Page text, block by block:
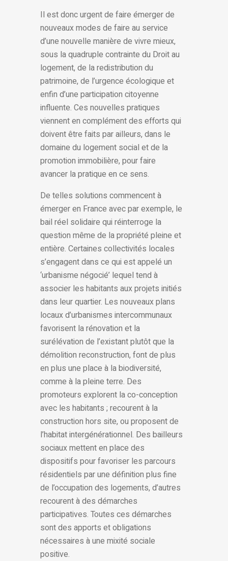
Il est donc urgent de faire émerger de
nouveaux modes de faire au service
d’une nouvelle manière de vivre mieux,
sous la quadruple contrainte du Droit au
logement, de la redistribution du
patrimoine, de l’urgence écologique et
enfin d’une participation citoyenne
influente. Ces nouvelles pratiques
viennent en complément des efforts qui
doivent être faits par ailleurs, dans le
domaine du logement social et de la
promotion immobilière, pour faire
avancer la pratique en ce sens.
De telles solutions commencent à
émerger en France avec par exemple, le
bail réel solidaire qui réinterroge la
question même de la propriété pleine et
entière. Certaines collectivités locales
s’engagent dans ce qui est appelé un
‘urbanisme négocié’ lequel tend à
associer les habitants aux projets initiés
dans leur quartier. Les nouveaux plans
locaux d’urbanismes intercommunaux
favorisent la rénovation et la
surélévation de l’existant plutôt que la
démolition reconstruction, font de plus
en plus une place à la biodiversité,
comme à la pleine terre. Des
promoteurs explorent la co-conception
avec les habitants ; recourent à la
construction hors site, ou proposent de
l’habitat intergénérationnel. Des bailleurs
sociaux mettent en place des
dispositifs pour favoriser les parcours
résidentiels par une définition plus fine
de l’occupation des logements, d’autres
recourent à des démarches
participatives. Toutes ces démarches
sont des apports et obligations
nécessaires à une mixité sociale
positive.